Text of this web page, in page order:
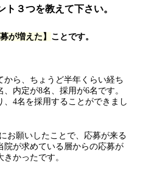
ト３つを教えて下さい。
が増えた 】 ことです。
から、ちょうど半年くらい経ち
内定が8名、採用が6名です。
4名を採用することができまし
お願いしたことで、応募が来る
院が求めている層からの応募が
かったです。